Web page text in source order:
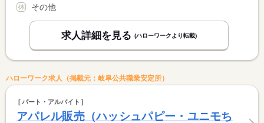
その他
求人詳細を見る (ハローワークより転載)
ハローワーク求人（掲載元：岐阜公共職業安定所）
パート・アルバイト
アパレル販売（ハッシュパピー・ユニモち